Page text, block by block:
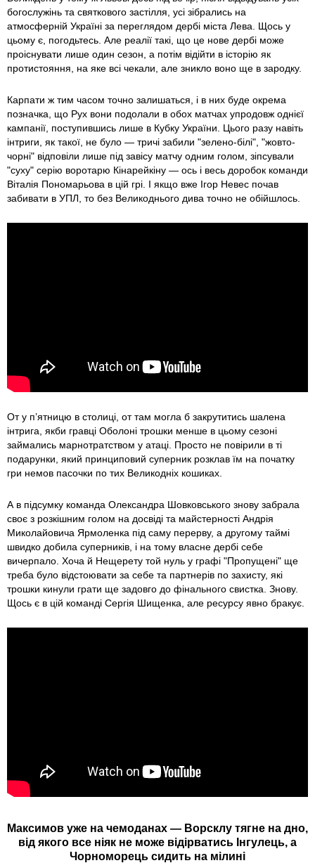
богослужінь та святкового застілля, усі зібрались на
атмосферній Україні за переглядом дербі міста Лева. Щось у
цьому є, погодьтесь. Але реалії такі, що це нове дербі може
проіснувати лише один сезон, а потім відійти в історію як
протистояння, на яке всі чекали, але зникло воно ще в зародку.
Карпати ж тим часом точно залишаться, і в них буде окрема
позначка, що Рух вони подолали в обох матчах упродовж однієї
кампанії, поступившись лише в Кубку України. Цього разу навіть
інтриги, як такої, не було — тричі забили "зелено-білі", "жовто-
чорні" відповіли лише під завісу матчу одним голом, зіпсували
"суху" серію воротарю Кінарейкіну — ось і весь доробок команди
Віталія Пономарьова в цій грі. І якщо вже Ігор Невес почав
забивати в УПЛ, то без Великоднього дива точно не обійшлось.
От у п’ятницю в столиці, от там могла б закрутитись шалена
інтрига, якби гравці Оболоні трошки менше в цьому сезоні
займались марнотратством у атаці. Просто не повірили в ті
подарунки, який принциповий суперник розклав їм на початку
гри немов пасочки по тих Великодніх кошиках.
А в підсумку команда Олександра Шовковського знову забрала
своє з розкішним голом на досвіді та майстерності Андрія
Миколайовича Ярмоленка під саму перерву, а другому таймі
швидко добила суперників, і на тому власне дербі себе
вичерпало. Хоча й Нещерету той нуль у графі "Пропущені" ще
треба було відстоювати за себе та партнерів по захисту, які
трошки кинули грати ще задовго до фінального свистка. Знову.
Щось є в цій команді Сергія Шищенка, але ресурсу явно бракує.
Максимов уже на чемоданах — Ворсклу тягне на дно,
від якого все ніяк не може відірватись Інгулець, а
Чорноморець сидить на мілині